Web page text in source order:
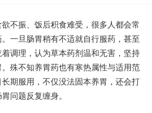
不振、饭后积食难受，很多人都会常
一旦肠胃稍有不适就自行服药，甚至
调理，认为草本药剂温和无害，坚持
殊不知养胃药也有寒热属性与适用范
期服用，不仅没法固本养胃，还会打
问题反复缠身。